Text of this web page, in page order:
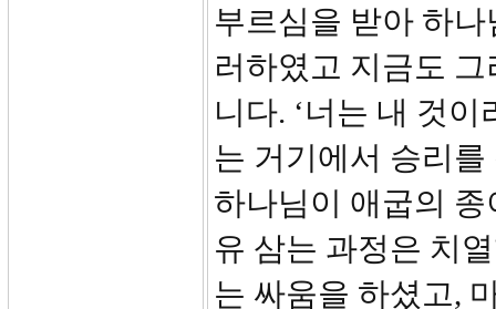
부르심을 받아 하
러하였고 지금도
니다. ‘너는 내 것
는 거기에서 승리
하나님이 애굽의
유 삼는 과정은 치
는 싸움을 하셨고,